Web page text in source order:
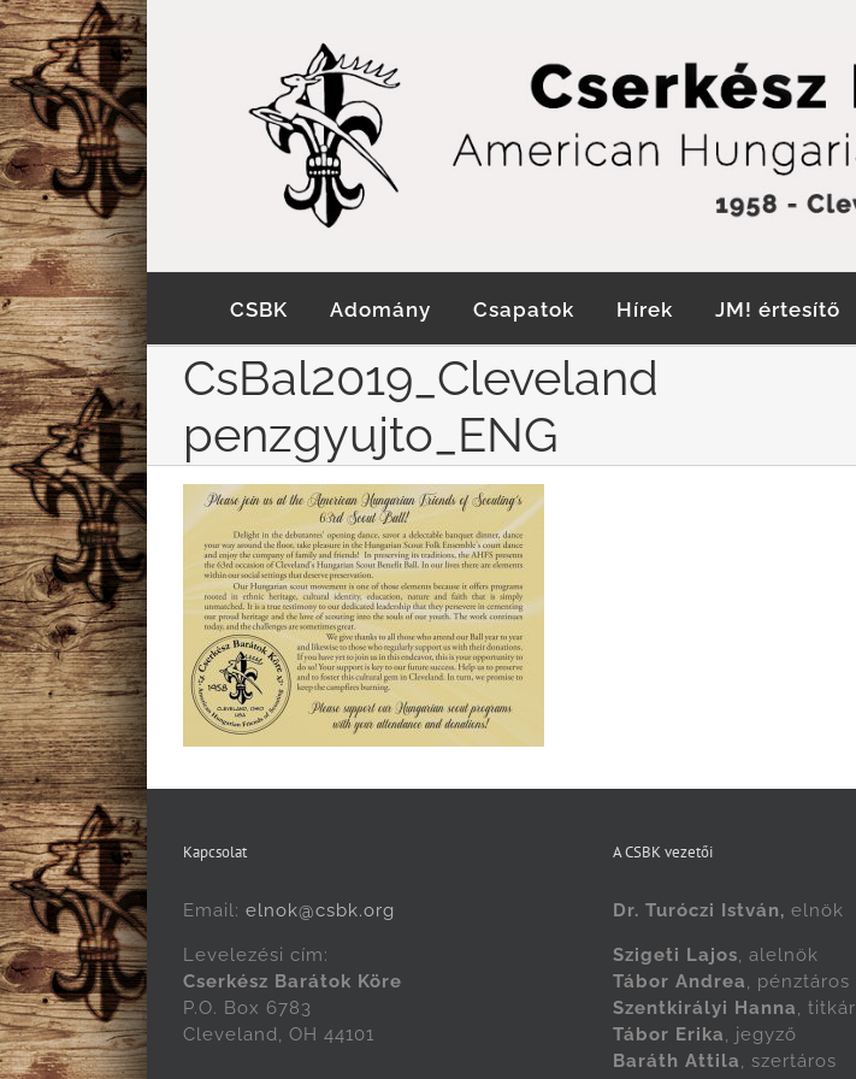
Kihagyás
CSBK Adomány Csapatok Hírek JM! értesítő
CsBal2019_Cleveland
penzgyujto_ENG
Kapcsolat
Email: elnok@csbk.org
Levelezési cím:
Cserkész Barátok Köre
P.O. Box 6783
Cleveland, OH 44101
A CSBK vezetői
Dr. Turóczi István, elnök
Szigeti Lajos, alelnök
Tábor Andrea, pénztáros
Szentkirályi Hanna, titkár
Tábor Erika, jegyző
Baráth Attila, szertáros